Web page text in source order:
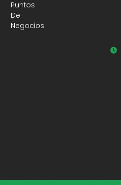
Puntos
De
Negocios